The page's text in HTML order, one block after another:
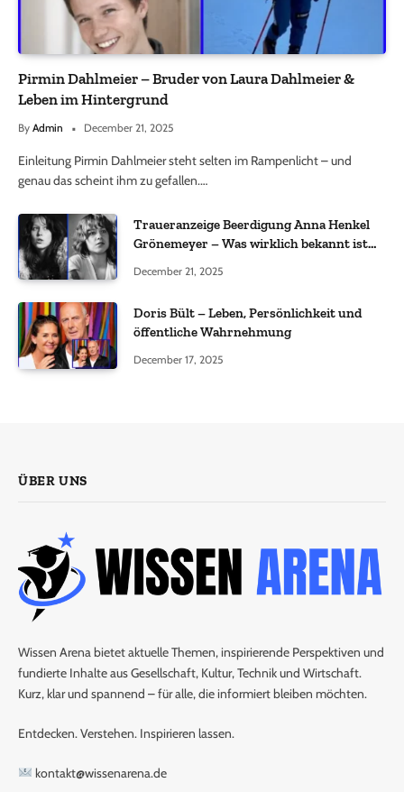
Pirmin Dahlmeier – Bruder von Laura Dahlmeier &
Leben im Hintergrund
By Admin December 21, 2025
Einleitung Pirmin Dahlmeier steht selten im Rampenlicht – und
genau das scheint ihm zu gefallen.…
Traueranzeige Beerdigung Anna Henkel
Grönemeyer – Was wirklich bekannt ist
December 21, 2025
Doris Bült – Leben, Persönlichkeit und
öffentliche Wahrnehmung
December 17, 2025
ÜBER UNS
Wissen Arena bietet aktuelle Themen, inspirierende Perspektiven und
fundierte Inhalte aus Gesellschaft, Kultur, Technik und Wirtschaft.
Kurz, klar und spannend – für alle, die informiert bleiben möchten.
Entdecken. Verstehen. Inspirieren lassen.
kontakt@wissenarena.de